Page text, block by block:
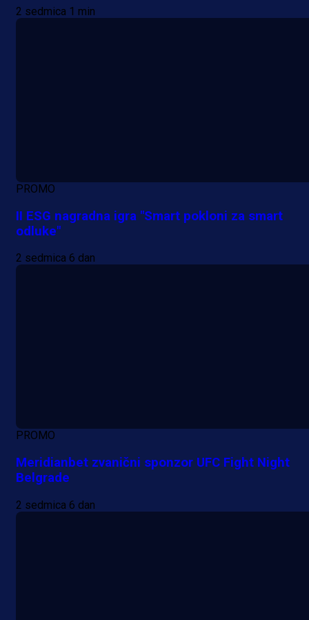
2 sedmica 1 min
PROMO
II ESG nagradna igra "Smart pokloni za smart
odluke"
2 sedmica 6 dan
PROMO
Meridianbet zvanični sponzor UFC Fight Night
Belgrade
2 sedmica 6 dan